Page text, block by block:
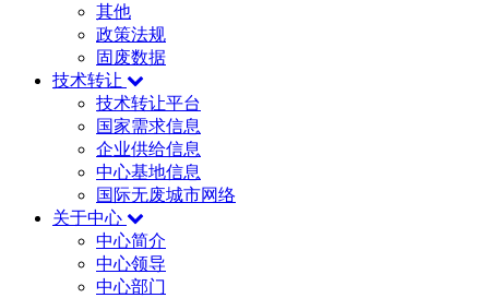
其他
政策法规
固废数据
技术转让
技术转让平台
国家需求信息
企业供给信息
中心基地信息
国际无废城市网络
关于中心
中心简介
中心领导
中心部门